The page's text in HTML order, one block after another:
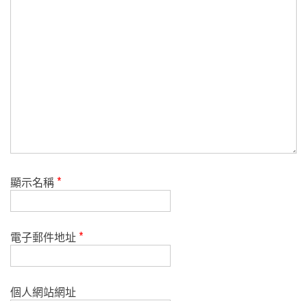
顯示名稱*
電子郵件地址*
個人網站網址